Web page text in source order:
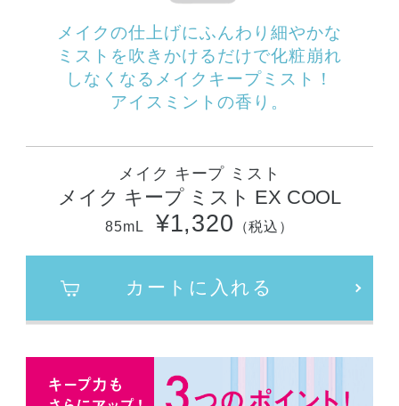
メイクの仕上げにふんわり細やかな
ミストを吹きかけるだけで化粧崩れ
しなくなるメイクキープミスト！
アイスミントの香り。
メイク キープ ミスト
メイク キープ ミスト EX COOL
85mL ¥1,320 （税込）
カートに入れる